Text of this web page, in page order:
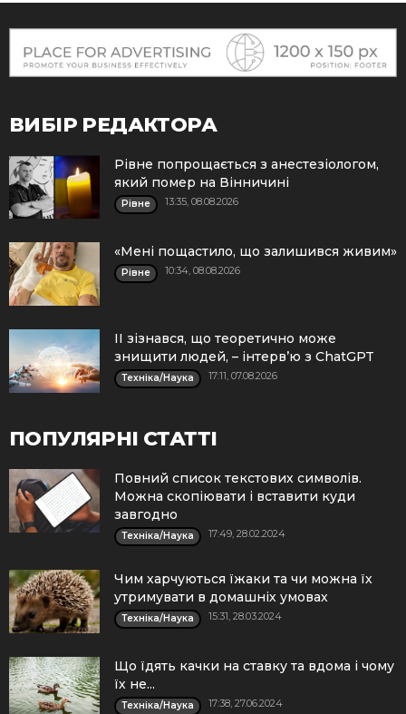
ВИБІР РЕДАКТОРА
Рівне попрощається з анестезіологом,
який помер на Вінничині
Рівне 13:35, 08.08.2026
«Мені пощастило, що залишився живим»
Рівне 10:34, 08.08.2026
ІІ зізнався, що теоретично може
знищити людей, – інтерв’ю з ChatGPT
Техніка/Наука 17:11, 07.08.2026
ПОПУЛЯРНІ СТАТТІ
Повний список текстових символів.
Можна скопіювати і вставити куди
завгодно
Техніка/Наука 17:49, 28.02.2024
Чим харчуються їжаки та чи можна їх
утримувати в домашніх умовах
Техніка/Наука 15:31, 28.03.2024
Що їдять качки на ставку та вдома і чому
їх не...
Техніка/Наука 17:38, 27.06.2024